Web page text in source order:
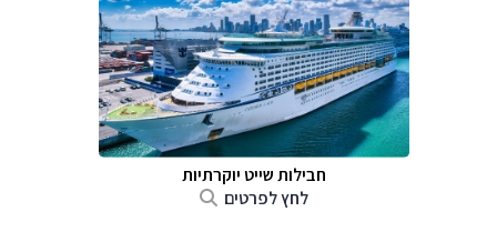
חבילות שייט יוקרתיות
לחץ לפרטים